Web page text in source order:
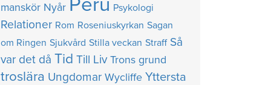
manskör Nyår Psykologi
Relationer Rom Roseniuskyrkan Sagan
om Ringen Sjukvård Stilla veckan Straff Så
var det då Tid Till Liv Trons grund
troslära Ungdomar Wycliffe Yttersta